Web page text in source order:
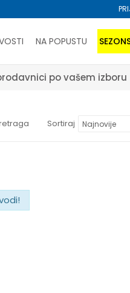
NA POPUSTU
po vašem izboru
Sortiraj